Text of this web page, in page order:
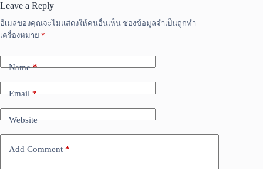
Leave a Reply
อีเมลของคุณจะไม่แสดงให้คนอื่นเห็น ช่องข้อมูลจำเป็นถูกทำ
เครื่องหมาย *
Name*
Email*
Website
Add Comment *